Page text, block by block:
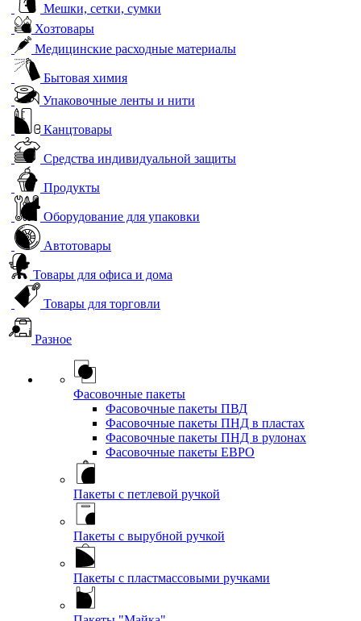
Мешки, сетки, сумки
Хозтовары
Медицинские расходные материалы
Бытовая химия
Упаковочные ленты и нити
Канцтовары
Средства индивидуальной защиты
Продукты
Оборудование для упаковки
Автотовары
Товары для офиса и дома
Товары для торговли
Разное
Фасовочные пакеты
Фасовочные пакеты ПВД
Фасовочные пакеты ПНД в пластах
Фасовочные пакеты ПНД в рулонах
Фасовочные пакеты ЕВРО
Пакеты с петлевой ручкой
Пакеты с вырубной ручкой
Пакеты с пластмассовыми ручками